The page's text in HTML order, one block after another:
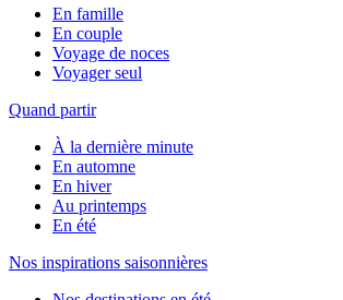
En famille
En couple
Voyage de noces
Voyager seul
Quand partir
À la dernière minute
En automne
En hiver
Au printemps
En été
Nos inspirations saisonnières